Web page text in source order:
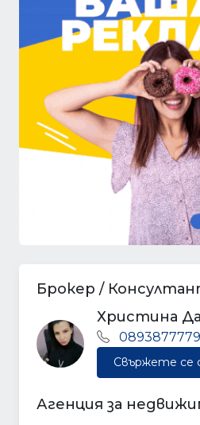
Брокер /
Христина
0893877779
Свържете се
Агенция за